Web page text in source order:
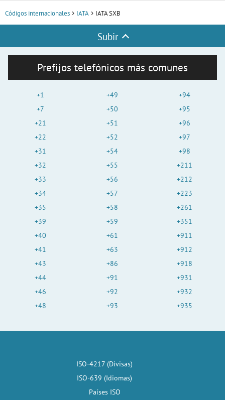
Códigos internacionales IATA IATA SXB
Subir
Prefijos telefónicos más comunes
+1
+7
+21
+22
+31
+32
+33
+34
+35
+39
+40
+41
+43
+44
+46
+48
+49
+50
+51
+52
+54
+55
+56
+57
+58
+59
+61
+63
+86
+91
+92
+93
+94
+95
+96
+97
+98
+211
+212
+223
+261
+351
+911
+912
+918
+931
+932
+935
ISO-4217 (Divisas)
ISO-639 (Idiomas)
Países ISO